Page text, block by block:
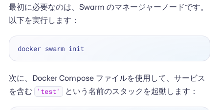
最初に必要なのは、Swarm のマネージャーノードです。
以下を実行します：
次に、Docker Compose ファイルを使用して、サービス
を含む
'test' という名前のスタックを起動します：